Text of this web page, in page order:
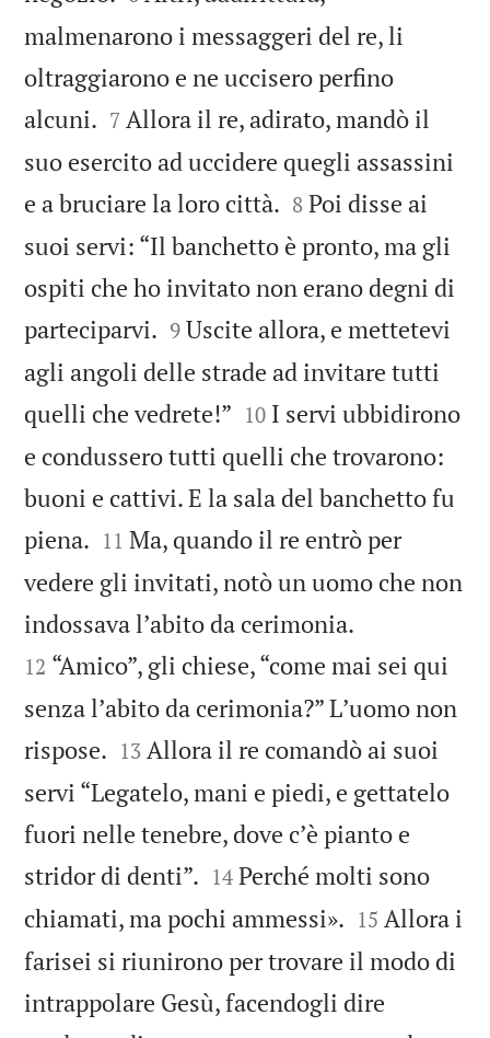
malmenarono i messaggeri del re, li
oltraggiarono e ne uccisero perfino
alcuni. 

7 Allora il re, adirato, mandò il
suo esercito ad uccidere quegli assassini
e a bruciare la loro città. 

8 Poi disse ai
suoi servi: “Il banchetto è pronto, ma gli
ospiti che ho invitato non erano degni di
parteciparvi. 

9 Uscite allora, e mettetevi
agli angoli delle strade ad invitare tutti
quelli che vedrete!” 

10 I servi ubbidirono
e condussero tutti quelli che trovarono:
buoni e cattivi. E la sala del banchetto fu
piena. 

11 Ma, quando il re entrò per
vedere gli invitati, notò un uomo che non
indossava lʼabito da cerimonia.
12 “Amico”, gli chiese, “come mai sei qui
senza lʼabito da cerimonia?” Lʼuomo non
rispose. 

13 Allora il re comandò ai suoi
servi “Legatelo, mani e piedi, e gettatelo
fuori nelle tenebre, dove cʼè pianto e
stridor di denti”. 

14 Perché molti sono
chiamati, ma pochi ammessi». 

15 Allora i
farisei si riunirono per trovare il modo di
intrappolare Gesù, facendogli dire